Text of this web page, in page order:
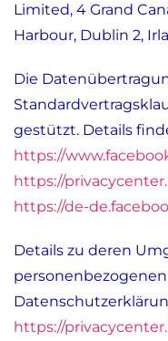
Limited, 4 Grand
Harbour, Dublin 2,
Die
gestützt. Details
https://
https://
https://de-
Details zu deren
https://